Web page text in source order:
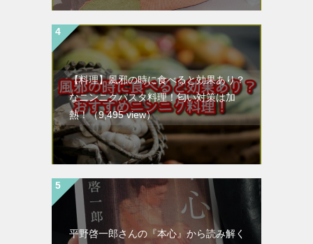
【料理】風邪の時に食べると効果あり？
なニンニクパスタ料理！匂い対策は加
熱！（9,495 view）
平野啓一郎さんの『本心』から読み解く